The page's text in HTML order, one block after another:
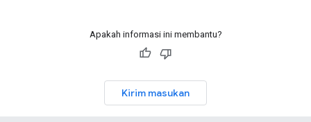
Apakah informasi ini membantu?
Kirim masukan